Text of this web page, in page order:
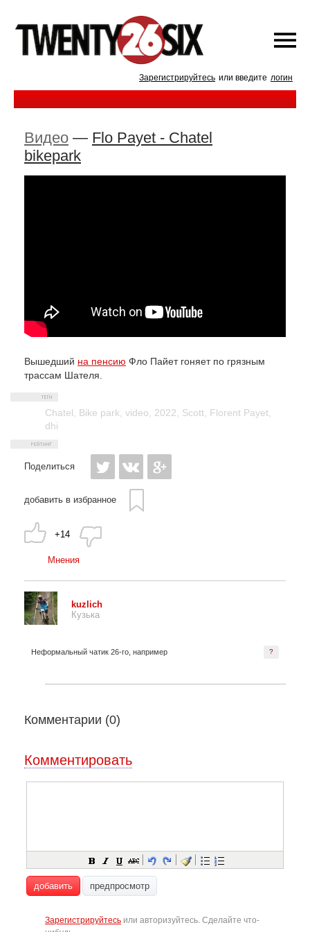
Зарегистрируйтесь или введите логин
Видео — Flo Payet - Chatel
bikepark
Вышедший на пенсию Фло Пайет гоняет по грязным
трассам Шателя.
Chatel Bike park video 2022 Scott Florent Payet
dhi
Поделиться
добавить в избранное
+14
Мнения
kuzlich
Кузька
?
Неформальный чатик 26-го, например
Комментарии (0)
Комментировать
добавить предпросмотр
Зарегистрируйтесь или авторизуйтесь. Сделайте что-